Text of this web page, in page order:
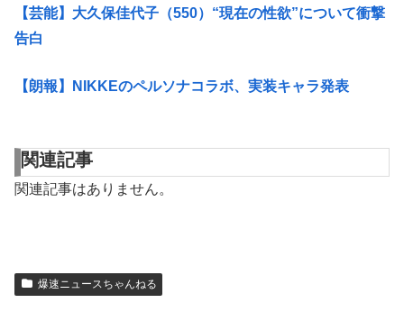
【芸能】大久保佳代子（550）“現在の性欲”について衝撃
告白
【朗報】NIKKEのペルソナコラボ、実装キャラ発表
関連記事
関連記事はありません。
爆速ニュースちゃんねる